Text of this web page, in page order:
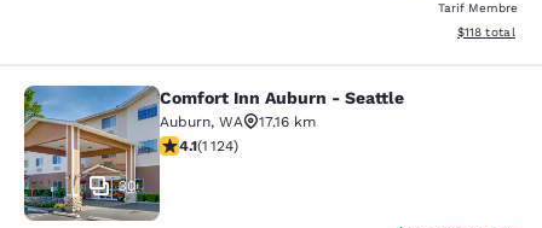
Tarif Membre
Afficher les
$118 total
Comfort Inn Auburn - Seattle
30
Comfort Inn Auburn - Seattle
Auburn, WA
17.16 km
4.14 étoiles. Très Bien. 1124 commentaires
4.1(1 124)